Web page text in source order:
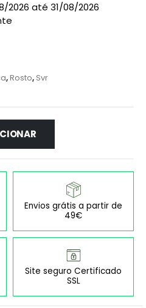
2026 até 31/08/2026
,Rosto, Svr
Envios grátis a partir de
49€
Site seguro Certificado
SSL